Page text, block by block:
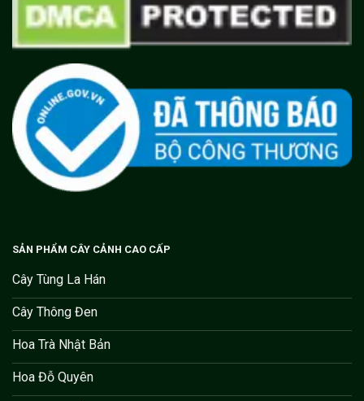
SẢN PHẨM CÂY CẢNH CAO CẤP
Cây Tùng La Hán
Cây Thông Đen
Hoa Trà Nhật Bản
Hoa Đỗ Quyên